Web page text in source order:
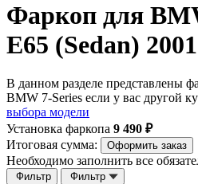
Фаркоп для
E65 (Sedan)
В данном разделе представлены
BMW 7-Series если у вас другой
выбора модели
Установка фаркопа 9 490 ₽
Итоговая сумма:
Оформить заказ
Необходимо заполнить все
Фильтр Фильтр